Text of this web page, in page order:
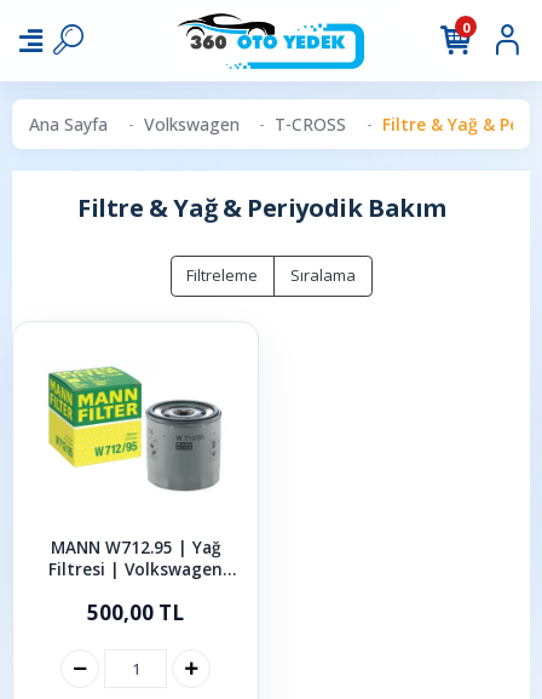
0
Ana Sayfa Volkswagen T-CROSS Filtre & Yağ &
Filtre & Yağ & Periyodik Bakım
Filtreleme Sıralama
MANN W712.95 | Yağ
Filtresi | Volkswagen
1.0-1.2-1.4-1.5 TSI
500,00 TL